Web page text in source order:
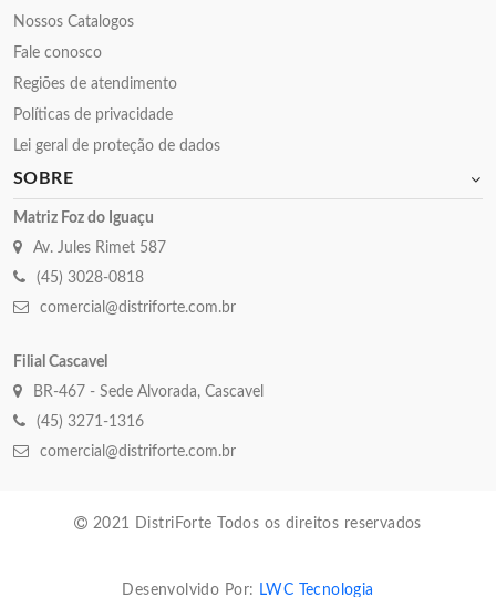
Nossos Catalogos
Fale conosco
Regiões de atendimento
Políticas de privacidade
Lei geral de proteção de dados
SOBRE
Matriz Foz do Iguaçu
Av. Jules Rimet 587
(45) 3028-0818
comercial@distriforte.com.br
Filial Cascavel
BR-467 - Sede Alvorada, Cascavel
(45) 3271-1316
comercial@distriforte.com.br
2021 DistriForte Todos os direitos reservados
Desenvolvido Por: LWC Tecnologia